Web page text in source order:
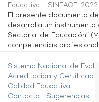
Educativa - SINEACE,
El presente documento
desarrolla un instrumento
Sectorial de Educación”
competencias
Sistema Nacional de
Acreditación y
Calidad Educativa
Contacto
Sugerencias